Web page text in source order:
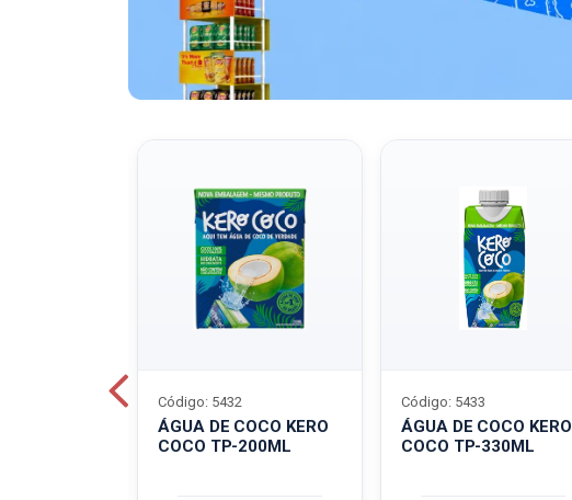
ÁGUA DE COCO KERO
COCO TP-200ML
Código: 5432
ÁGUA DE COCO KERO
COCO TP-330ML
Código: 5433